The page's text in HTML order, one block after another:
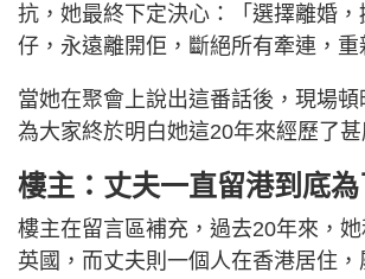
抗，她最終下定決心：「選擇離婚，
仔，永遠離開佢，斷絕所有牽連，重
當她在聚會上說出這番話後，現場頓
為大家終於明白她這20年來經歷了甚
樓主：丈夫一直留港到底為
樓主在留言區補充，過去20年來，
英國，而丈夫則一個人在香港居住